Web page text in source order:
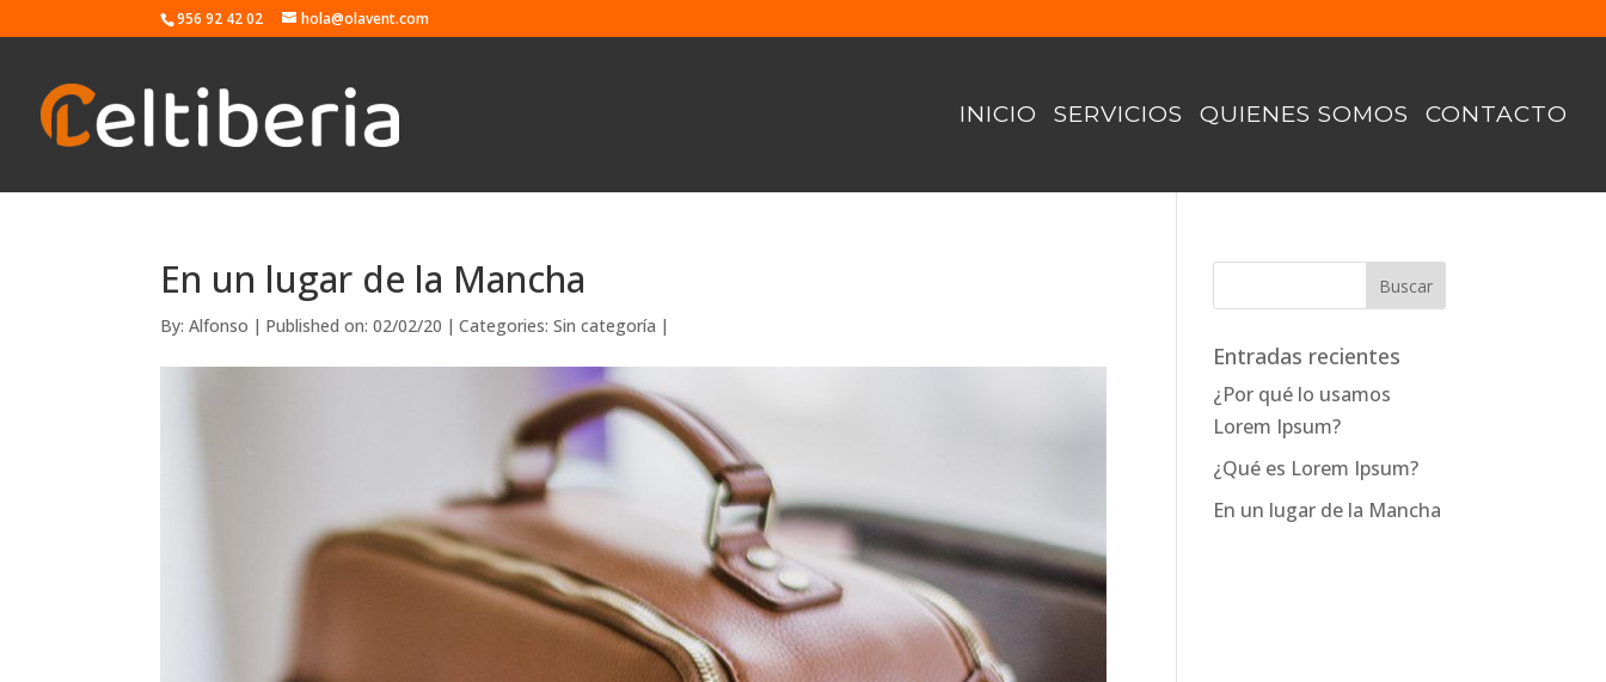
956 92 42 02 hola@olavent.com
INICIO SERVICIOS QUIENES SOMOS CONTACTO
En un lugar de la Mancha
By:Alfonso | Published on: 02/02/20 | Categories:Sin categoría |
Entradas recientes
¿Por qué lo usamos
Lorem Ipsum?
¿Qué es Lorem Ipsum?
En un lugar de la Mancha